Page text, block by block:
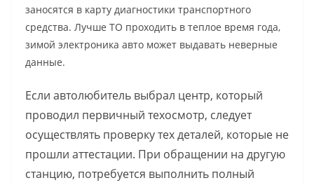
заносятся в карту диагностики транспортного
средства. Лучше ТО проходить в теплое время года,
зимой электроника авто может выдавать неверные
данные.
Если автолюбитель выбрал центр, который
проводил первичный техосмотр, следует
осуществлять проверку тех деталей, которые не
прошли аттестации. При обращении на другую
станцию, потребуется выполнить полный